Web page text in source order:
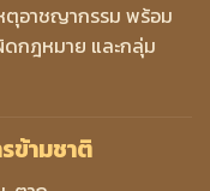
ตุอาชญากรรม พร้อม
ดกฎหมาย และกลุ่ม
ข้ามชาติ